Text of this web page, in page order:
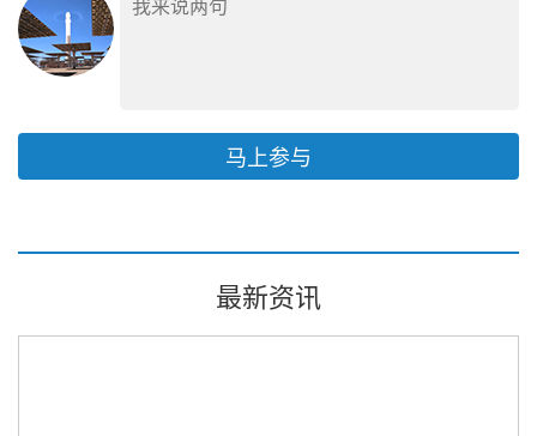
马上参与
最新资讯